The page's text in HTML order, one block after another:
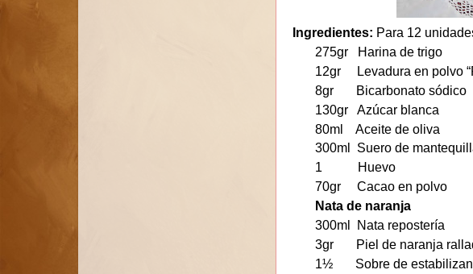
Ingredientes: Para 12
275gr Harina de trigo
12gr Levadura en polvo
8gr Bicarbonato sódico
130gr Azúcar blanca
80ml Aceite de oliva
300ml Suero de
1 Huevo
70gr Cacao en polvo
Nata de naranja
300ml Nata repostería
3gr Piel de naranja
1½ Sobre de